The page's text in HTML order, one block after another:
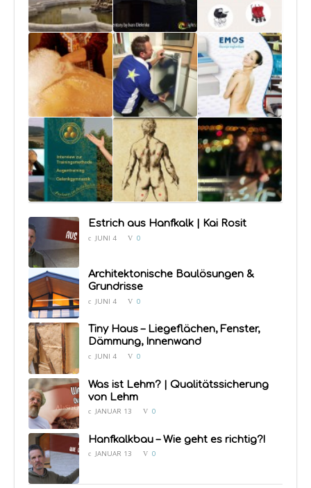
Schloss Hof |
Imagefilm
Sacred Home –
Dokumentarfilm
Imagefilme für
Windeln.de /
Kinderwägen
Hamam in
Burg Satzvey
Euronics
Service – 22
Videos
Wasserauflage
– Imagefilm
Trainingsmethode
von M. Norbekov
Sonarbehandlung
– Imagefilm
music video –
anakreon
Estrich aus Hanfkalk | Kai Rosit
JUNI 4 0
Architektonische Baulösungen &
Grundrisse
JUNI 4 0
Tiny Haus – Liegeflächen, Fenster,
Dämmung, Innenwand
JUNI 4 0
Was ist Lehm? | Qualitätssicherung
von Lehm
JANUAR 13 0
Hanfkalkbau – Wie geht es richtig?!
JANUAR 13 0